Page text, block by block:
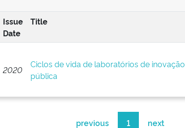
Issue
Date
Title
2020
Ciclos de vida de laboratórios de inovação
pública
previous 1 next